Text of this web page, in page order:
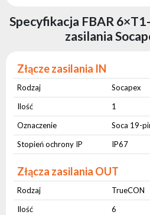
Specyfikacja FBAR
zasilania
Złącze zasilania IN
Rodzaj
Socapex
Ilość
1
Oznaczenie
Soca 19-
Stopień ochrony IP
IP67
Złącza zasilania OUT
Rodzaj
TrueCON
Ilość
6